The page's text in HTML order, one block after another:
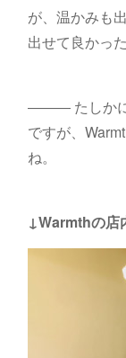
が、温かみも
出せて良かっ
――― たしかに
ですが、
ね。
↓Warmthの店